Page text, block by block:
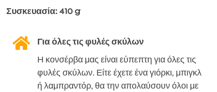
–
g
ποσότητα
Συσκευασία: 410 g

Για όλες τις φυλές σκύλων
Η κονσέρβα μας είναι εύπεπτη για όλες τις
φυλές σκύλων. Είτε έχετε ένα γιόρκι, μπιγκλ
ή λαμπραντόρ, θα την απολαύσουν όλοι με